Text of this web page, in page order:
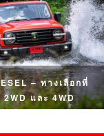
– ทางเลือกที่
และ 4WD